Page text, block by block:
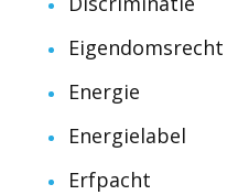
Eigendomsrecht
Energie
Energielabel
Erfpacht